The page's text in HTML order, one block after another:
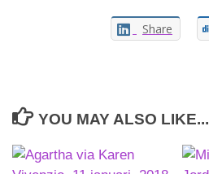
Share
YOU MAY ALSO LIKE...